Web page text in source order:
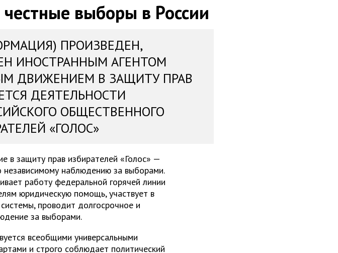
выборы в России
ПРОИЗВЕДЕН,
ИНОСТРАННЫМ АГЕНТОМ
ДВИЖЕНИЕМ В ЗАЩИТУ ПРАВ
ДЕЯТЕЛЬНОСТИ
ОБЩЕСТВЕННОГО
«ГОЛОС»
в защиту прав избирателей «Голос» —
наблюдению за выборами.
работу федеральной горячей линии
юридическую помощь, участвует в
проводит долгосрочное и
за выборами.
всеобщими универсальными
и строго соблюдает политический